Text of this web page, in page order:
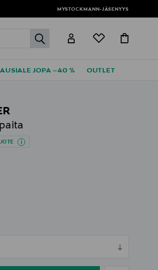
MYSTOCKMANN-JÄSENYYS
label.header.go
JOPA –40 % OUTLET